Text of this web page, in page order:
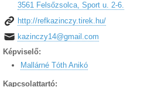
3561 Felsőzsolca, Sport u. 2-6.
http://refkazinczy.tirek.hu/
kazinczy14@gmail.com
Képviselő:
Mallárné Tóth Anikó
Kapcsolattartó: